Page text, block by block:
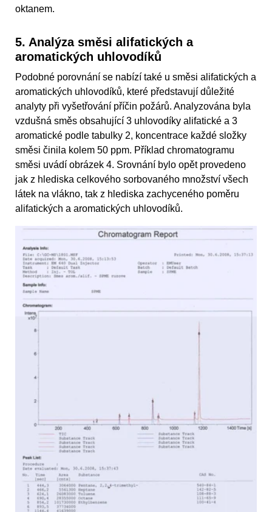
oktanem.
5. Analýza směsi alifatických a
aromatických uhlovodíků
Podobné porovnání se nabízí také u směsi alifatických a
aromatických uhlovodíků, které představují důležité
analyty při vyšetřování příčin požárů. Analyzována byla
vzdušná směs obsahující 3 uhlovodíky alifatické a 3
aromatické podle tabulky 2, koncentrace každé složky
směsi činila kolem 50 ppm. Příklad chromatogramu
směsi uvádí obrázek 4. Srovnání bylo opět provedeno
jak z hlediska celkového sorbovaného množství všech
látek na vlákno, tak z hlediska zachyceného poměru
alifatických a aromatických uhlovodíků.